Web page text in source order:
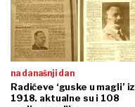
na današnji dan
Radićeve ‘guske u magli’ iz
1918. aktualne su i 108